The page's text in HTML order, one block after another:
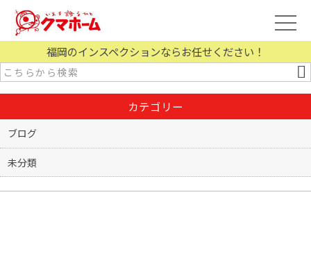
福岡のインスペクションならお任せください！
カテゴリー
ブログ
未分類